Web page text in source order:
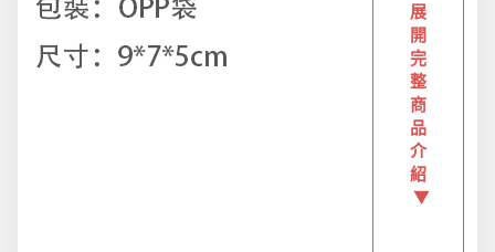
熱銷商品-超夯小物盡在這裡
展
開
完
整
商
品
介
紹
▼